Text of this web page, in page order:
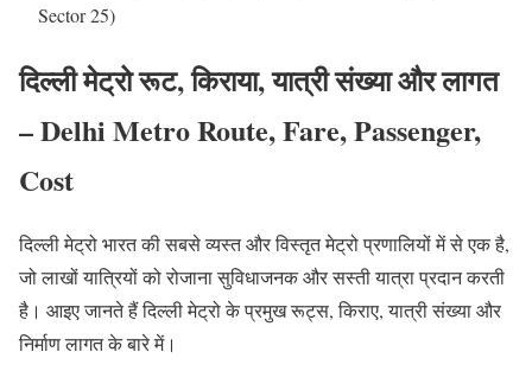
Sector 25)
दिल्ली मेट्रो रूट, किराया, यात्री संख्या और लागत
– Delhi Metro Route, Fare, Passenger,
Cost
दिल्ली मेट्रो भारत की सबसे व्यस्त और विस्तृत मेट्रो प्रणालियों में से एक है,
जो लाखों यात्रियों को रोजाना सुविधाजनक और सस्ती यात्रा प्रदान करती
है। आइए जानते हैं दिल्ली मेट्रो के प्रमुख रूट्स, किराए, यात्री संख्या और
निर्माण लागत के बारे में।